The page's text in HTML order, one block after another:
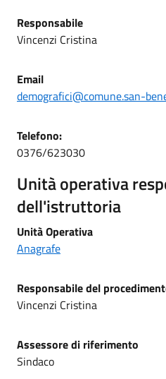
Responsabile
Vincenzi Cristina
Email
demografici@comune.san-
Telefono:
0376/623030
Unità operativa
dell'istruttoria
Unità Operativa
Anagrafe
Responsabile del
Vincenzi Cristina
Assessore di riferimento
Sindaco